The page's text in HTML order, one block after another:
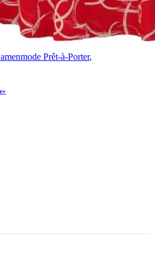
Prêt-à-Porter,